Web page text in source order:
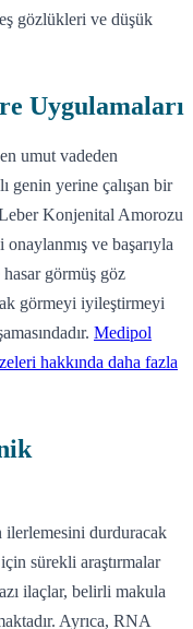
gözlükleri ve düşük
Uygulamaları
umut vadeden
genin yerine çalışan bir
Konjenital Amorozu
ve başarıyla
görmüş göz
görmeyi iyileştirmeyi
Medipol
hakkında daha fazla
ilerlemesini durduracak
sürekli araştırmalar
ilaçlar, belirli makula
Ayrıca, RNA